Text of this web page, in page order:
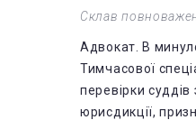
Склав
Адвокат. В
Тимчасової
перевірки суддів
юрисдикції,